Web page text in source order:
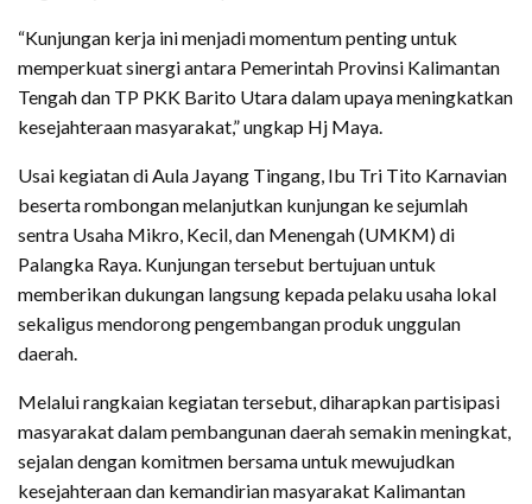
“Kunjungan kerja ini menjadi momentum penting untuk
memperkuat sinergi antara Pemerintah Provinsi Kalimantan
Tengah dan TP PKK Barito Utara dalam upaya meningkatkan
kesejahteraan masyarakat,” ungkap Hj Maya.
Usai kegiatan di Aula Jayang Tingang, Ibu Tri Tito Karnavian
beserta rombongan melanjutkan kunjungan ke sejumlah
sentra Usaha Mikro, Kecil, dan Menengah (UMKM) di
Palangka Raya. Kunjungan tersebut bertujuan untuk
memberikan dukungan langsung kepada pelaku usaha lokal
sekaligus mendorong pengembangan produk unggulan
daerah.
Melalui rangkaian kegiatan tersebut, diharapkan partisipasi
masyarakat dalam pembangunan daerah semakin meningkat,
sejalan dengan komitmen bersama untuk mewujudkan
kesejahteraan dan kemandirian masyarakat Kalimantan